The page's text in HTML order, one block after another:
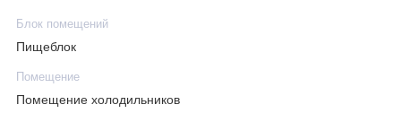
Блок помещений
Пищеблок
Помещение
Помещение холодильников